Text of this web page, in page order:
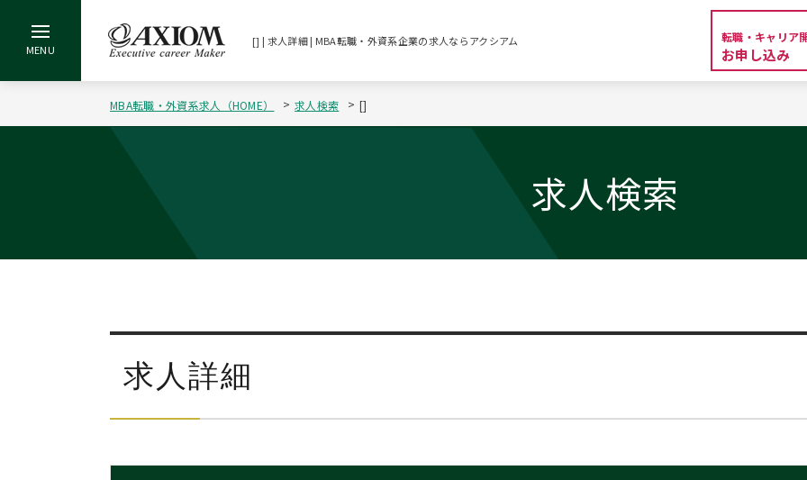
[] | 求人詳細 | MBA転職・外資系企業の求人ならアクシアム 転職・キャリア
お申し込み
MBA転職・外資系求人（HOME） 求人検索 []
求人検索
求人詳細